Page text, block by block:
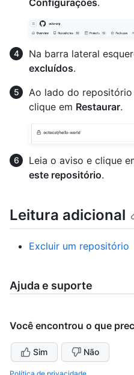
Configurações.
Na barra lateral
excluídos.
Ao lado do
clique em Restaurar.
Leia o aviso e clique
este repositório.
Leitura adicional
Excluir um repositório
Ajuda e suporte
Você encontrou o que
Sim Não